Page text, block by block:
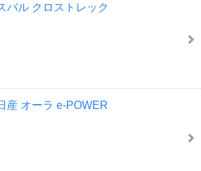
バル クロストレック
産 オーラ e-POWER